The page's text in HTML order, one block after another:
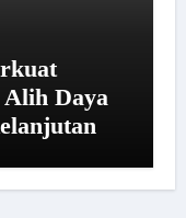
Alih Daya